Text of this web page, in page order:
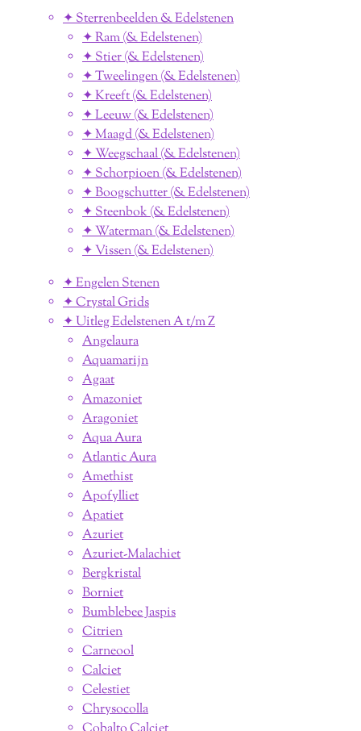
✦ Sterrenbeelden & Edelstenen
✦ Ram (& Edelstenen)
✦ Stier (& Edelstenen)
✦ Tweelingen (& Edelstenen)
✦ Kreeft (& Edelstenen)
✦ Leeuw (& Edelstenen)
✦ Maagd (& Edelstenen)
✦ Weegschaal (& Edelstenen)
✦ Schorpioen (& Edelstenen)
✦ Boogschutter (& Edelstenen)
✦ Steenbok (& Edelstenen)
✦ Waterman (& Edelstenen)
✦ Vissen (& Edelstenen)
✦ Engelen Stenen
✦ Crystal Grids
✦ Uitleg Edelstenen A t/m Z
Angelaura
Aquamarijn
Agaat
Amazoniet
Aragoniet
Aqua Aura
Atlantic Aura
Amethist
Apofylliet
Apatiet
Azuriet
Azuriet-Malachiet
Bergkristal
Borniet
Bumblebee Jaspis
Citrien
Carneool
Calciet
Celestiet
Chrysocolla